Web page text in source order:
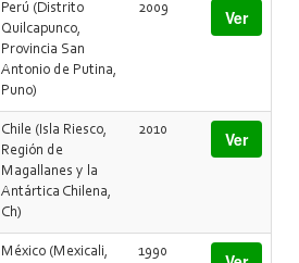
Perú (Distrito
Quilcapunco,
Provincia San
Antonio de Putina,
Puno)
2009 Ver
Chile (Isla Riesco,
Región de
Magallanes y la
Antártica Chilena,
Ch)
2010 Ver
México (Mexicali,
1990